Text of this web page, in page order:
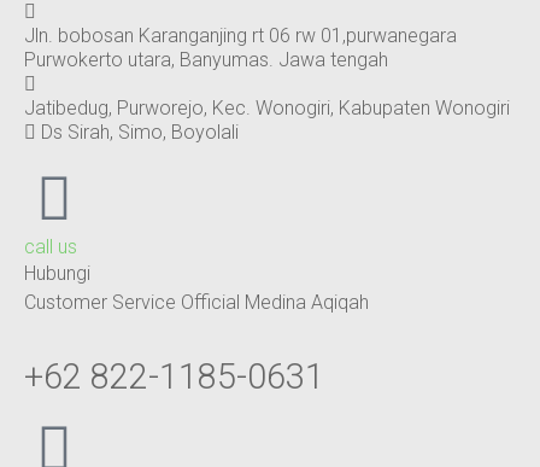
Jln. bobosan Karanganjing rt 06 rw 01,purwanegara
Purwokerto utara, Banyumas. Jawa tengah
Jatibedug, Purworejo, Kec. Wonogiri, Kabupaten Wonogiri
Ds Sirah, Simo, Boyolali
call us
Hubungi
Customer Service Official Medina Aqiqah
+62 822-1185-0631